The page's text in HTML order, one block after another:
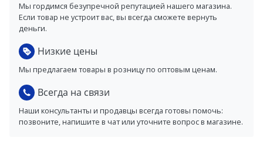
Мы гордимся безупречной репутацией нашего магазина.
Если товар не устроит вас, вы всегда сможете вернуть
деньги.
Низкие цены
Мы предлагаем товары в розницу по оптовым ценам.
Всегда на связи
Наши консультанты и продавцы всегда готовы помочь:
позвоните, напишите в чат или уточните вопрос в магазине.